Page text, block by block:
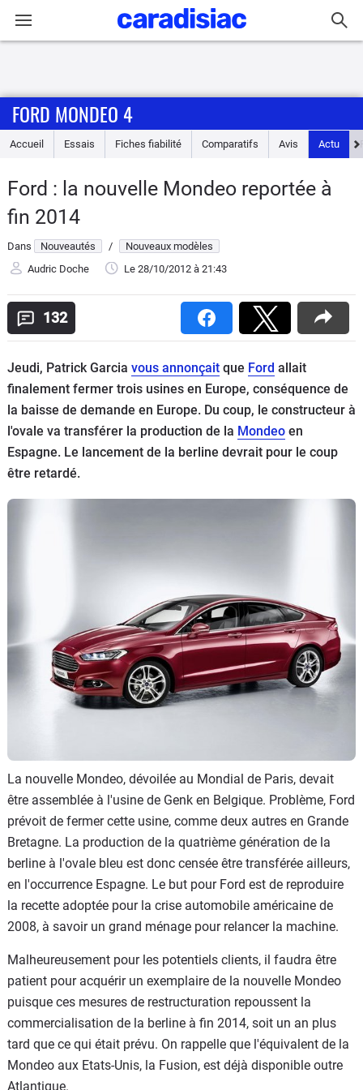
Accueil
Essais
Guide
d'achat
Electriques
Utilitaires
Flottes
Auto
Services
FORD MONDEO 4
Accueil Essais Fiches fiabilité Comparatifs Avis Actu
Ford : la nouvelle Mondeo reportée à
fin 2014
Dans Nouveautés /
Nouveaux modèles
Audric Doche
Le 28/10/2012 à 21:43
132
Jeudi, Patrick Garcia vous annonçait que Ford allait
finalement fermer trois usines en Europe, conséquence de
la baisse de demande en Europe. Du coup, le constructeur à
l'ovale va transférer la production de la Mondeo en
Espagne. Le lancement de la berline devrait pour le coup
être retardé.
La nouvelle Mondeo, dévoilée au Mondial de Paris, devait
être assemblée à l'usine de Genk en Belgique. Problème, Ford
prévoit de fermer cette usine, comme deux autres en Grande
Bretagne. La production de la quatrième génération de la
berline à l'ovale bleu est donc censée être transférée ailleurs,
en l'occurrence Espagne. Le but pour Ford est de reproduire
la recette adoptée pour la crise automobile américaine de
2008, à savoir un grand ménage pour relancer la machine.
Malheureusement pour les potentiels clients, il faudra être
patient pour acquérir un exemplaire de la nouvelle Mondeo
puisque ces mesures de restructuration repoussent la
commercialisation de la berline à fin 2014, soit un an plus
tard que ce qui était prévu. On rappelle que l'équivalent de la
Mondeo aux Etats-Unis, la Fusion, est déjà disponible outre
Atlantique.